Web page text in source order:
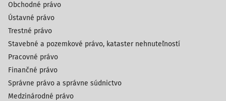
Obchodné právo
Ústavné právo
Trestné právo
Stavebné a pozemkové právo, kataster nehnuteľností
Pracovné právo
Finančné právo
Správne právo a správne súdnictvo
Medzinárodné právo